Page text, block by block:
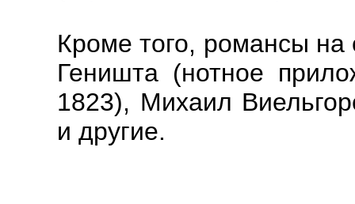
Кроме того, романсы на
Геништа (нотное
1823), Михаил
и другие.